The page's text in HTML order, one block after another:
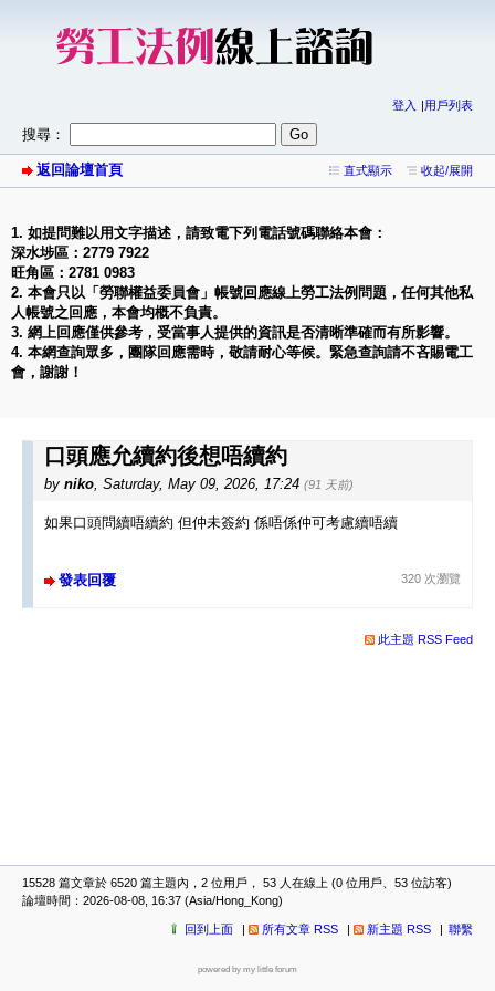
登入 用戶列表
搜尋：
返回論壇首頁 直式顯示 收起/展開
1. 如提問難以用文字描述，請致電下列電話號碼聯絡本會：
深水埗區：2779 7922
旺角區：2781 0983
2. 本會只以「勞聯權益委員會」帳號回應線上勞工法例問題，任何其他私
人帳號之回應，本會均概不負責。
3. 網上回應僅供參考，受當事人提供的資訊是否清晰準確而有所影響。
4. 本網查詢眾多，團隊回應需時，敬請耐心等候。緊急查詢請不吝賜電工
會，謝謝！
口頭應允續約後想唔續約
by niko, Saturday, May 09, 2026, 17:24 (91 天前)
如果口頭問續唔續約 但仲未簽約 係唔係仲可考慮續唔續
發表回覆 320 次瀏覽
此主題 RSS Feed
15528 篇文章於 6520 篇主題內，2 位用戶， 53 人在線上 (0 位用戶、53 位訪客)
論壇時間：2026-08-08, 16:37 (Asia/Hong_Kong)
回到上面 所有文章 RSS 新主題 RSS 聯繫
powered by my little forum